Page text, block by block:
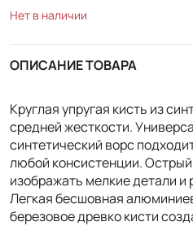
Нет в наличии
ОПИСАНИЕ ТОВАРА
Круглая упругая кисть из
средней жесткости.
синтетический ворс
любой консистенции.
изображать мелкие детали и
Легкая бесшовная
березовое древко кисти